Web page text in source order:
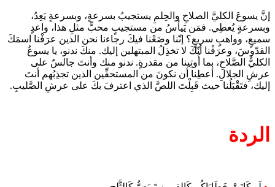
إنَّ يسوعَ الكليَّ الصلاحِ والحِلمِ يستجيبُ بسرعةٍ، وبسرعةٍ يَعِدُ،
وبسرعةٍ يُعطِي. فمَن يَيأسُ من مستجيبٍ محبٍّ مثلِ هذا، واعدٍ
سميعٍ، وواهبٍ سريعٍ؟ إنّنا وضَعْنا فيكَ رجاءنا نحن الذين عرَفْنا اسمَكَ
القدّوسَ، وعرَفْنا أنّكَ لا تخذِلُ المبتهلين إليك. منكَ ندنو، يا يسوعُ
الكليُّ الصَّلاحِ، بما أُوتِينا من مقدرةٍ. ندنو منك وأنتَ جالسٌ على
عرشِ الجلالِ. أعطِنا أن نكونَ من المستحقِّين الذين تجذِبُهم أنتَ
إليك، فتَقْبَلُنا حيث قَبِلْتَ اللصَّ‌ الذي اعترفَ بكَ على عرشِ الصَّليبِ.
الردة